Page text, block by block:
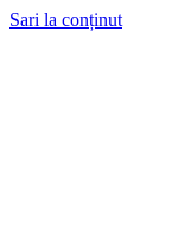
Sari la conținut